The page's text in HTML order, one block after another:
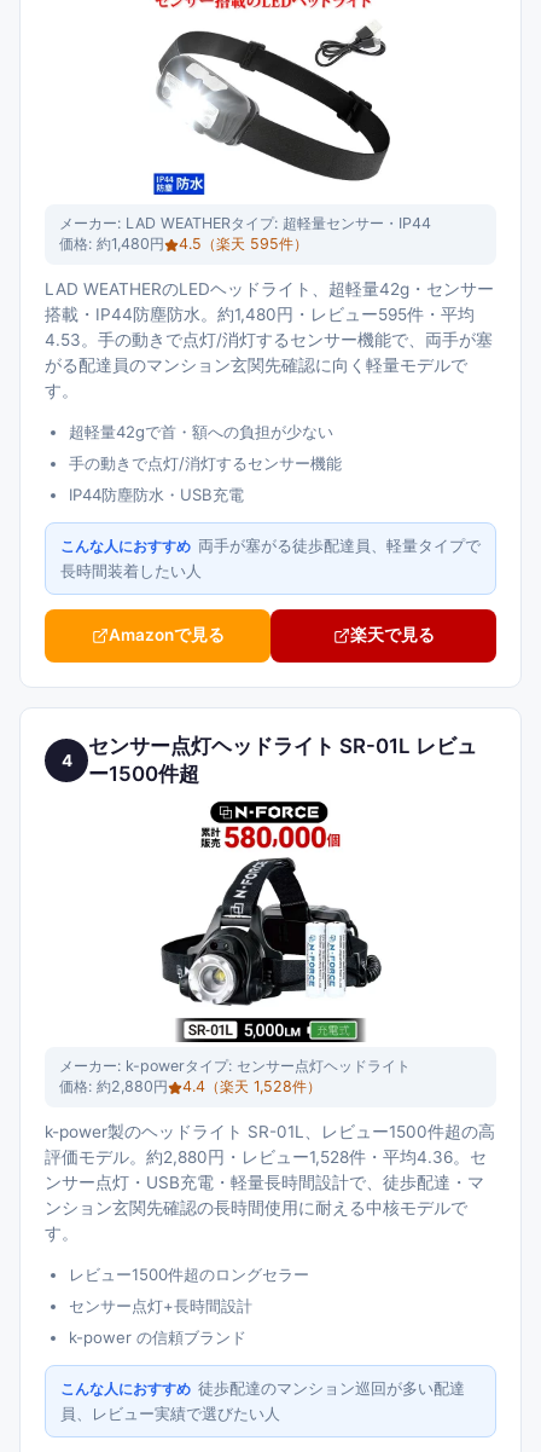
メーカー: LAD WEATHERタイプ: 超軽量センサー・IP44
価格: 約1,480円 4.5 （楽天 595件）
LAD WEATHERのLEDヘッドライト、超軽量42g・センサー
搭載・IP44防塵防水。約1,480円・レビュー595件・平均
4.53。手の動きで点灯/消灯するセンサー機能で、両手が塞
がる配達員のマンション玄関先確認に向く軽量モデルで
す。
超軽量42gで首・額への負担が少ない
手の動きで点灯/消灯するセンサー機能
IP44防塵防水・USB充電
こんな人におすすめ 両手が塞がる徒歩配達員、軽量タイプで
長時間装着したい人
Amazonで見る 楽天で見る
4
センサー点灯ヘッドライト SR-01L レビュ
ー1500件超
メーカー: k-powerタイプ: センサー点灯ヘッドライト
価格: 約2,880円 4.4 （楽天 1,528件）
k-power製のヘッドライト SR-01L、レビュー1500件超の高
評価モデル。約2,880円・レビュー1,528件・平均4.36。セ
ンサー点灯・USB充電・軽量長時間設計で、徒歩配達・マ
ンション玄関先確認の長時間使用に耐える中核モデルで
す。
レビュー1500件超のロングセラー
センサー点灯+長時間設計
k-power の信頼ブランド
こんな人におすすめ 徒歩配達のマンション巡回が多い配達
員、レビュー実績で選びたい人